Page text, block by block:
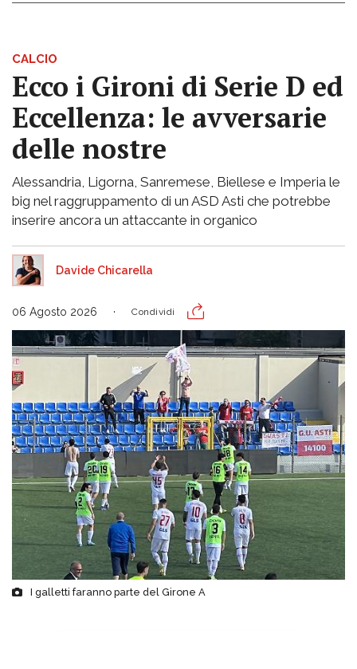
CALCIO
Ecco i Gironi di Serie D ed
Eccellenza: le avversarie
delle nostre
Alessandria, Ligorna, Sanremese, Biellese e Imperia le
big nel raggruppamento di un ASD Asti che potrebbe
inserire ancora un attaccante in organico
Davide Chicarella
06 Agosto 2026 Condividi
I galletti faranno parte del Girone A